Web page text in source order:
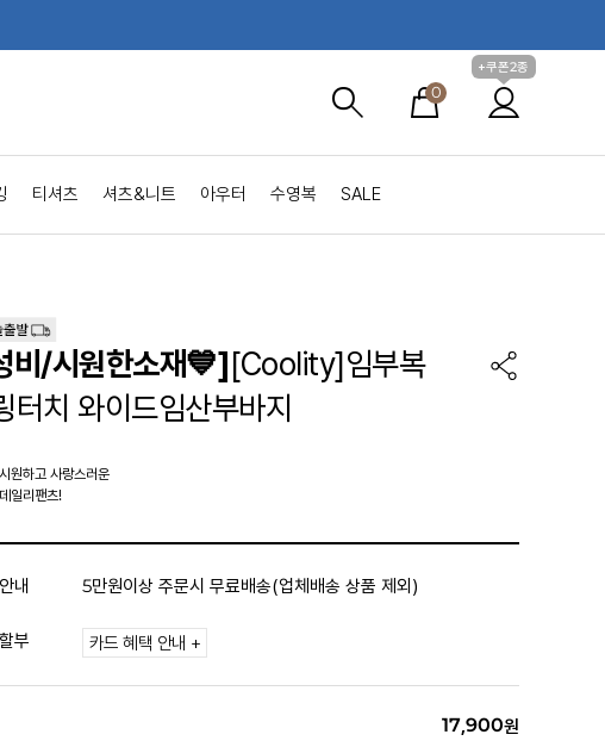
0
+쿠폰2종
티셔츠 셔츠&니트 아우터 수영복 SALE
비/시원한소재💙][Coolity]임부복
터치 와이드임산부바지
원하고 사랑스러운
일리팬츠!
내 5만원이상 주문시 무료배송(업체배송 상품 제외)
부 카드 혜택 안내 +
17,900원